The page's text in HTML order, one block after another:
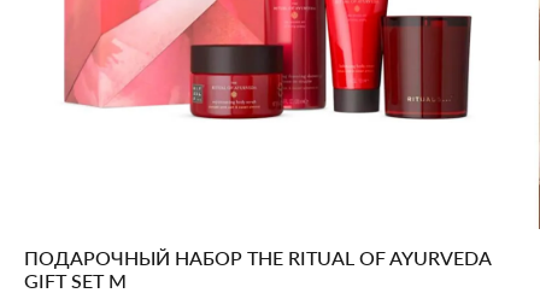
ПОДАРОЧНЫЙ НАБОР THE RITUAL OF AYURVEDA
GIFT SET М